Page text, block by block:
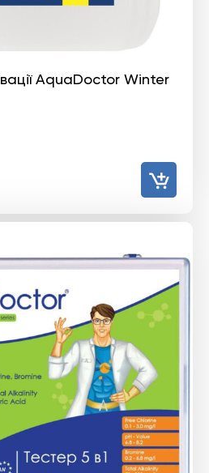
AquaDoctor Winter